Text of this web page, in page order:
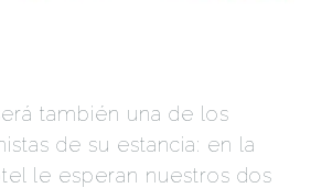
también una de los
de su estancia: en la
le esperan nuestros dos